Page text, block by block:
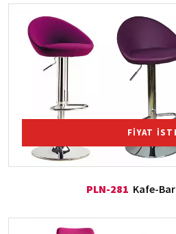
FİYAT
PLN-281 Kafe-